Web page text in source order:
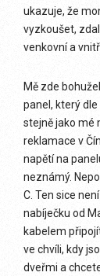
ukazuje, že
vyzkoušet,
venkovní a
Mě zde
panel, který
stejně jako mé
reklamace v
napětí na
neznámý.
C. Ten sice
nabíječku od
kabelem
ve chvíli, kdy
dveřmi a